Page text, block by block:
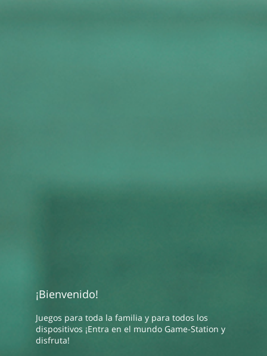
¡Bienvenido!
Juegos para toda la familia y para todos los
dispositivos ¡Entra en el mundo Game-Station y
disfruta!